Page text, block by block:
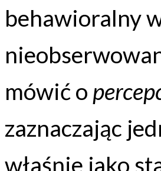
behawioralny
mówić o
zaznaczając
właśnie jako